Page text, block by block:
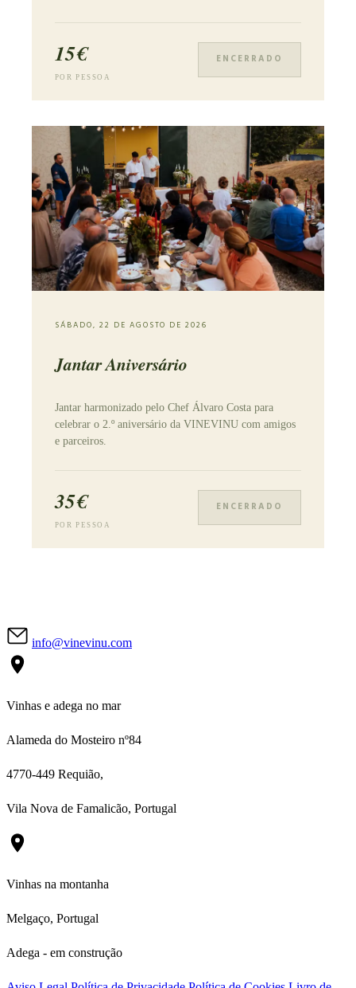
15€
POR PESSOA
ENCERRADO
SÁBADO, 22 DE AGOSTO DE 2026
Jantar Aniversário
Jantar harmonizado pelo Chef Álvaro Costa para
celebrar o 2.º aniversário da VINEVINU com amigos
e parceiros.
35€
POR PESSOA
ENCERRADO
info@vinevinu.com
Vinhas e adega no mar
Alameda do Mosteiro nº84
4770-449 Requião,
Vila Nova de Famalicão, Portugal
Vinhas na montanha
Melgaço, Portugal
Adega - em construção